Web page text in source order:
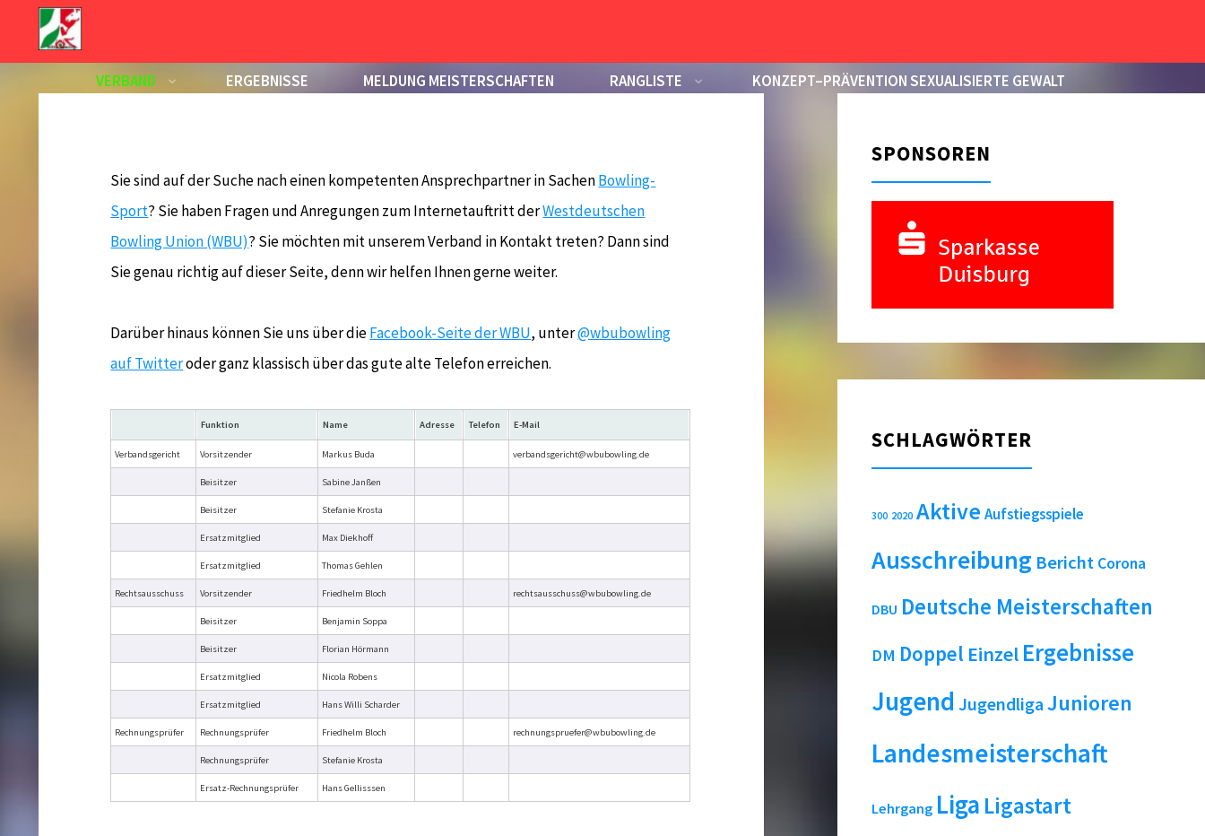
VERBAND ERGEBNISSE MELDUNG MEISTERSCHAFTEN RANGLISTE KONZEPT–PRÄVENTION SEXUALISIERTE GEWALT
Rechts- und Kontrollinstanzen
KONTROLLINSTANZEN
Sie sind auf der Suche nach einen kompetenten Ansprechpartner in SachenBowling-
Sport? Sie haben Fragen und Anregungen zum Internetauftritt derWestdeutschen
Bowling Union (WBU)? Sie möchten mit unserem Verband in Kontakt treten? Dann sind
Sie genau richtig auf dieser Seite, denn wir helfen Ihnen gerne weiter.
Darüber hinaus können Sie uns über dieFacebook-Seite der WBU, unter@wbubowling
auf Twitteroder ganz klassisch über das gute alte Telefon erreichen.
Funktion Name Adresse Telefon E-Mail
Verbandsgericht Vorsitzender Markus Buda verbandsgericht@wbubowling.de
Beisitzer Sabine Janßen
Beisitzer Stefanie Krosta
Ersatzmitglied Max Diekhoff
Ersatzmitglied Thomas Gehlen
Rechtsausschuss Vorsitzender Friedhelm Bloch rechtsausschuss@wbubowling.de
Beisitzer Benjamin Soppa
Beisitzer Florian Hörmann
Ersatzmitglied Nicola Robens
Ersatzmitglied Hans Willi Scharder
Rechnungsprüfer Rechnungsprüfer Friedhelm Bloch rechnungspruefer@wbubowling.de
Rechnungsprüfer Stefanie Krosta
Ersatz-Rechnungsprüfer Hans Gellisssen
SPONSOREN
SCHLAGWÖRTER
300 2020 Aktive Aufstiegsspiele
Ausschreibung Bericht Corona
DBU Deutsche Meisterschaften
DM Doppel Einzel Ergebnisse
Jugend Jugendliga Junioren
Landesmeisterschaft
Lehrgang Liga Ligastart